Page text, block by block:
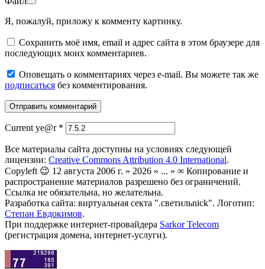
Я, пожалуй, приложу к комменту картинку.
Сохранить моё имя, email и адрес сайта в этом браузере для
последующих моих комментариев.
Оповещать о комментариях через e-mail. Вы можете так же
подписаться без комментирования.
Current ye@r *
Все материалы сайта доступны на условиях следующей
лицензии: Creative Commons Attribution 4.0 International.
Copyleft 😉 12 августа 2006 г. » 2026 » ... » ∞ Копирование и
распространение материалов разрешено без ограничений.
Ссылка не обязательна, но желательна.
Разработка сайта: виртуальная секта ".светильnick". Логотип:
Степан Евдокимов.
При поддержке интернет-провайдера Sarkor Telecom
(регистрация домена, интернет-услуги).